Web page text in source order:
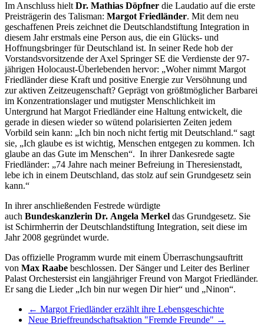
Im Anschluss hielt Dr. Mathias Döpfner die Laudatio auf die erste
Preisträgerin des Talisman: Margot Friedländer. Mit dem neu
geschaffenen Preis zeichnet die Deutschlandstiftung Integration in
diesem Jahr erstmals eine Person aus, die ein Glücks- und
Hoffnungsbringer für Deutschland ist. In seiner Rede hob der
Vorstandsvorsitzende der Axel Springer SE die Verdienste der 97-
jährigen Holocaust-Überlebenden hervor: „Woher nimmt Margot
Friedländer diese Kraft und positive Energie zur Versöhnung und
zur aktiven Zeitzeugenschaft? Geprägt von größtmöglicher Barbarei
im Konzentrationslager und mutigster Menschlichkeit im
Untergrund hat Margot Friedländer eine Haltung entwickelt, die
gerade in diesen wieder so wütend polarisierten Zeiten jedem
Vorbild sein kann: „Ich bin noch nicht fertig mit Deutschland.“ sagt
sie, „Ich glaube es ist wichtig, Menschen entgegen zu kommen. Ich
glaube an das Gute im Menschen“. In ihrer Dankesrede sagte
Friedländer: „74 Jahre nach meiner Befreiung in Theresienstadt,
lebe ich in einem Deutschland, das stolz auf sein Grundgesetz sein
kann.“
In ihrer anschließenden Festrede würdigte
auch Bundeskanzlerin Dr. Angela Merkel das Grundgesetz. Sie
ist Schirmherrin der Deutschlandstiftung Integration, seit diese im
Jahr 2008 gegründet wurde.
Das offizielle Programm wurde mit einem Überraschungsauftritt
von Max Raabe beschlossen. Der Sänger und Leiter des Berliner
Palast Orchestersist ein langjähriger Freund von Margot Friedländer.
Er sang die Lieder „Ich bin nur wegen Dir hier“ und „Ninon“.
← Margot Friedländer erzählt ihre Lebensgeschichte
Neue Brieffreundschaftsaktion "Fremde Freunde" →